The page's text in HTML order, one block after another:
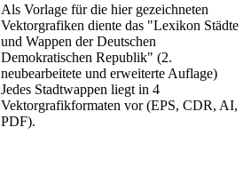
Als Vorlage für die hier gezeichneten
Vektorgrafiken diente das "Lexikon Städte
und Wappen der Deutschen
Demokratischen Republik" (2.
neubearbeitete und erweiterte Auflage)
Jedes Stadtwappen liegt in 4
Vektorgrafikformaten vor (EPS, CDR, AI,
PDF).